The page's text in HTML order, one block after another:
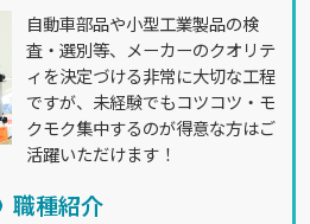
自動車部品や小型工業製品の検
査・選別等、メーカーのクオリテ
ィを決定づける非常に大切な工程
ですが、未経験でもコツコツ・モ
クモク集中するのが得意な方はご
活躍いただけます！
職種紹介